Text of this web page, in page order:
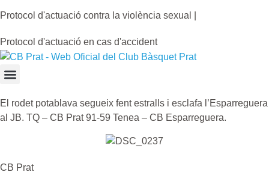
Protocol d'actuació contra la violència sexual |
Protocol d'actuació en cas d'accident
El rodet potablava segueix fent estralls i esclafa l’Esparreguera
al JB. TQ – CB Prat 91-59 Tenea – CB Esparreguera.
CB Prat